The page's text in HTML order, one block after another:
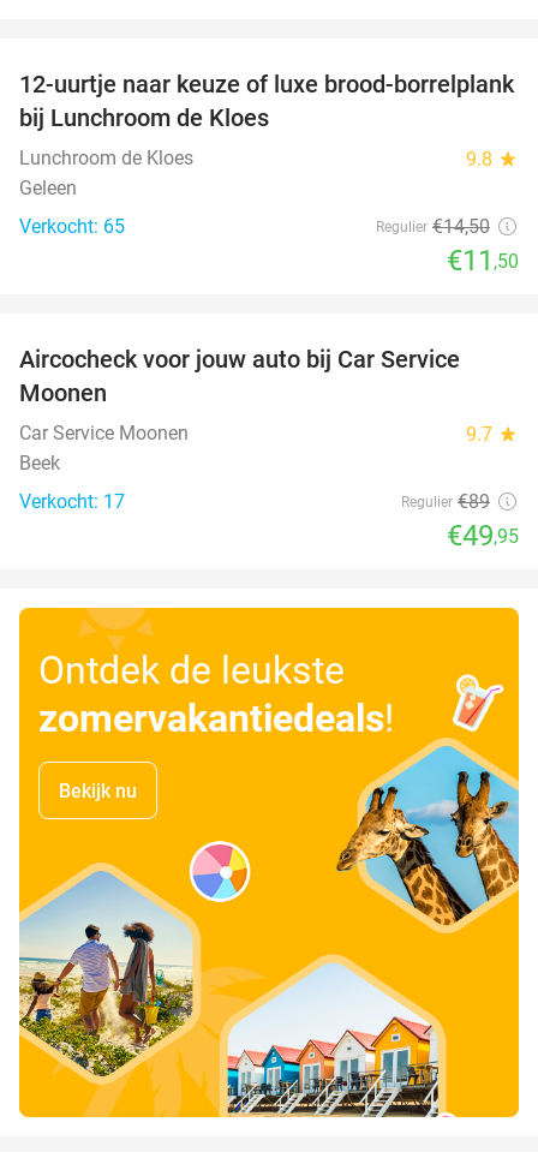
21%
12-uurtje naar keuze of luxe brood-borrelplank
bij Lunchroom de Kloes
Lunchroom de Kloes 9.8 star
Geleen
Verkocht: 65
Regulier €14,50
€11 ,50
Aircocheck voor jouw auto bij Car Service
Moonen
Car Service Moonen 9.7 star
Beek
Verkocht: 17
Regulier €89
€49,95
Ontdek de leukste
zomervakantiedeals!
Bekijk nu